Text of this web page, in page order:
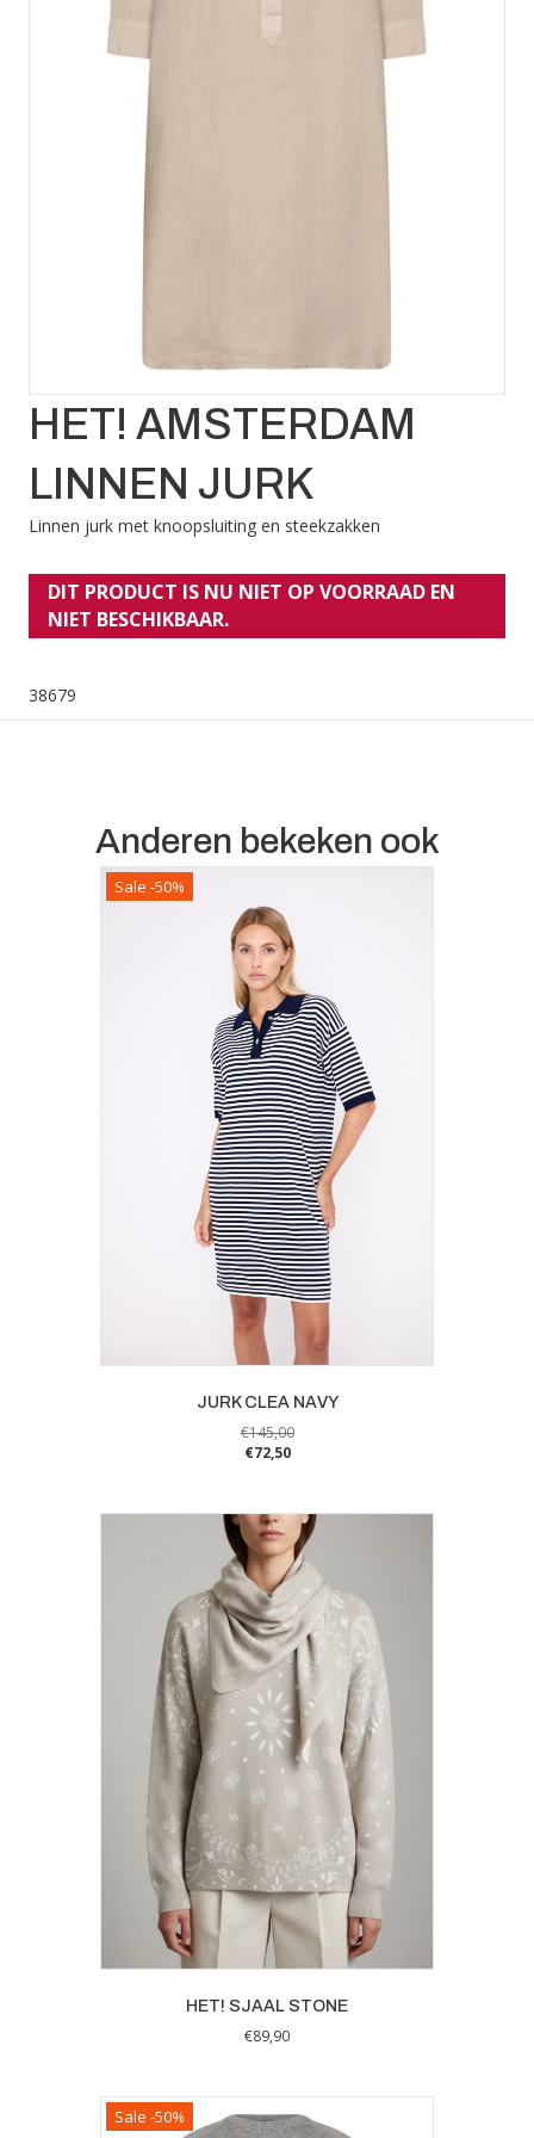
HET! AMSTERDAM
LINNEN JURK
Linnen jurk met knoopsluiting en steekzakken
DIT PRODUCT IS NU NIET OP VOORRAAD EN
NIET BESCHIKBAAR.
38679
Anderen bekeken ook
Sale -50%
JURK CLEA NAVY
€145,00
€72,50
heeft
meerdere
variaties.
Deze
optie
kan
gekozen
worden
op
de
productpagina
HET! SJAAL STONE
€89,90
Sale -50%